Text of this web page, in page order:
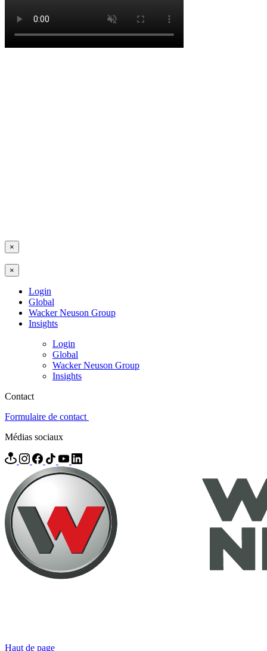
×
×
Login
Global
Wacker Neuson Group
Insights
Login
Global
Wacker Neuson Group
Insights
Contact
Formulaire de contact
Médias sociaux
Haut de page